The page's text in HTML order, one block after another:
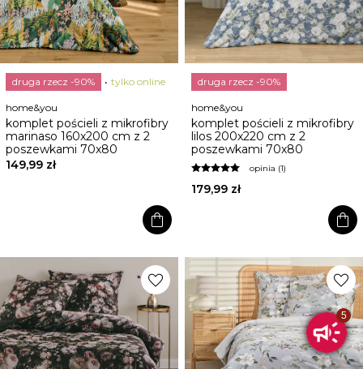
druga rzecz -90% tylko online
home&you
komplet pościeli z mikrofibry
marinaso 160x200 cm z 2
poszewkami 70x80
149,99 zł
shopping_bag
druga rzecz -90%
home&you
komplet pościeli z mikrofibry
lilos 200x220 cm z 2
poszewkami 70x80
opinia (1)
179,99 zł
shopping_bag
favorite favorite